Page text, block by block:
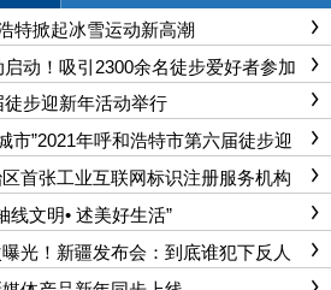
特掀起冰雪运动新高潮
动！吸引2300余名徒步爱好者参加
步迎新年活动举行
市”2021年呼和浩特市第六届徒步迎
首张工业互联网标识注册服务机构
线文明• 述美好生活”
光！新疆发布会：到底谁犯下反人